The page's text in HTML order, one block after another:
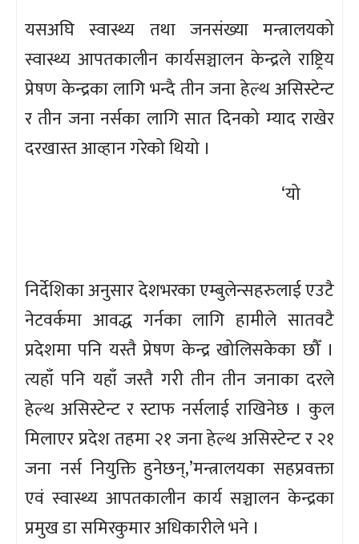
यसअघि स्वास्थ्य तथा जनसंख्या मन्त्रालयको
स्वास्थ्य आपतकालीन कार्यसञ्चालन केन्द्रले राष्ट्रिय
प्रेषण केन्द्रका लागि भन्दै तीन जना हेल्थ असिस्टेन्ट
र तीन जना नर्सका लागि सात दिनको म्याद राखेर
दरखास्त आव्हान गरेको थियो ।
‘यो
निर्देशिका अनुसार देशभरका एम्बुलेन्सहरुलाई एउटै
नेटवर्कमा आवद्ध गर्नका लागि हामीले सातवटै
प्रदेशमा पनि यस्तै प्रेषण केन्द्र खोलिसकेका छौँ ।
त्यहाँ पनि यहाँ जस्तै गरी तीन तीन जनाका दरले
हेल्थ असिस्टेन्ट र स्टाफ नर्सलाई राखिनेछ । कुल
मिलाएर प्रदेश तहमा २१ जना हेल्थ असिस्टेन्ट र २१
जना नर्स नियुक्ति हुनेछन्,’मन्त्रालयका सहप्रवक्ता
एवं स्वास्थ्य आपतकालीन कार्य सञ्चालन केन्द्रका
प्रमुख डा समिरकुमार अधिकारीले भने ।